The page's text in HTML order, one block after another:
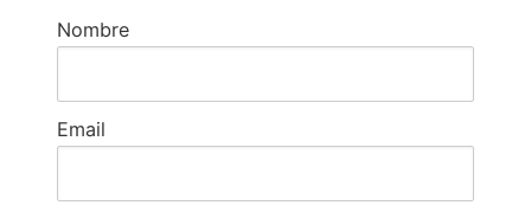
Nombre
Email